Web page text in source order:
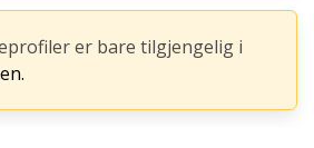
er bare tilgjengelig i